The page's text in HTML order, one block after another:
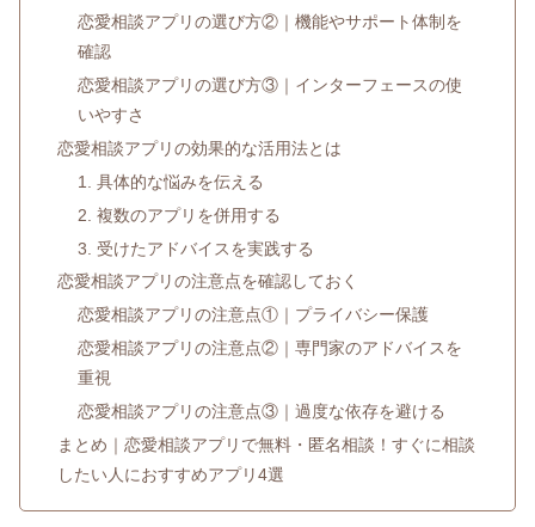
恋愛相談アプリの選び方②｜機能やサポート体制を
確認
恋愛相談アプリの選び方③｜インターフェースの使
いやすさ
恋愛相談アプリの効果的な活用法とは
1. 具体的な悩みを伝える
2. 複数のアプリを併用する
3. 受けたアドバイスを実践する
恋愛相談アプリの注意点を確認しておく
恋愛相談アプリの注意点①｜プライバシー保護
恋愛相談アプリの注意点②｜専門家のアドバイスを
重視
恋愛相談アプリの注意点③｜過度な依存を避ける
まとめ｜恋愛相談アプリで無料・匿名相談！すぐに相談
したい人におすすめアプリ4選